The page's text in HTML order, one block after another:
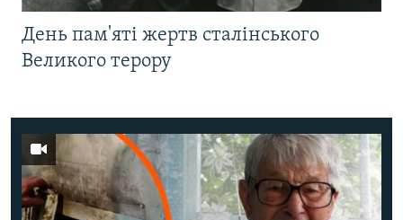
День пам'яті жертв сталінського
Великого терору